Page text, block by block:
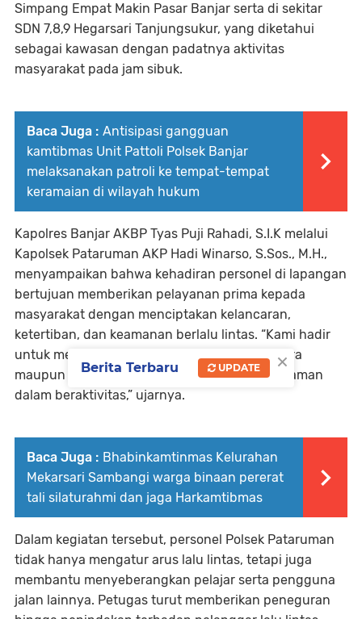
Simpang Empat Makin Pasar Banjar serta di sekitar
SDN 7,8,9 Hegarsari Tanjungsukur, yang diketahui
sebagai kawasan dengan padatnya aktivitas
masyarakat pada jam sibuk.
Baca Juga : Antisipasi gangguan
kamtibmas Unit Pattoli Polsek Banjar
melaksanakan patroli ke tempat-tempat
keramaian di wilayah hukum
Kapolres Banjar AKBP Tyas Puji Rahadi, S.I.K melalui
Kapolsek Pataruman AKP Hadi Winarso, S.Sos., M.H.,
menyampaikan bahwa kehadiran personel di lapangan
bertujuan memberikan pelayanan prima kepada
masyarakat dengan menciptakan kelancaran,
ketertiban, dan keamanan berlalu lintas. “Kami hadir
untuk membantu masyarakat, baik pengendara
maupun pejalan kaki, agar lebih aman dan nyaman
dalam beraktivitas,” ujarnya.
Baca Juga : Bhabinkamtinmas Kelurahan
Mekarsari Sambangi warga binaan pererat
tali silaturahmi dan jaga Harkamtibmas
Dalam kegiatan tersebut, personel Polsek Pataruman
tidak hanya mengatur arus lalu lintas, tetapi juga
membantu menyeberangkan pelajar serta pengguna
jalan lainnya. Petugas turut memberikan peneguran
×
Berita Terbaru UPDATE